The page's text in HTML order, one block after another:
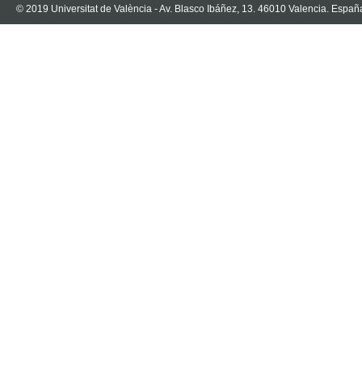
© 2019 Universitat de València - Av. Blasco Ibáñez, 13. 46010 Valencia.